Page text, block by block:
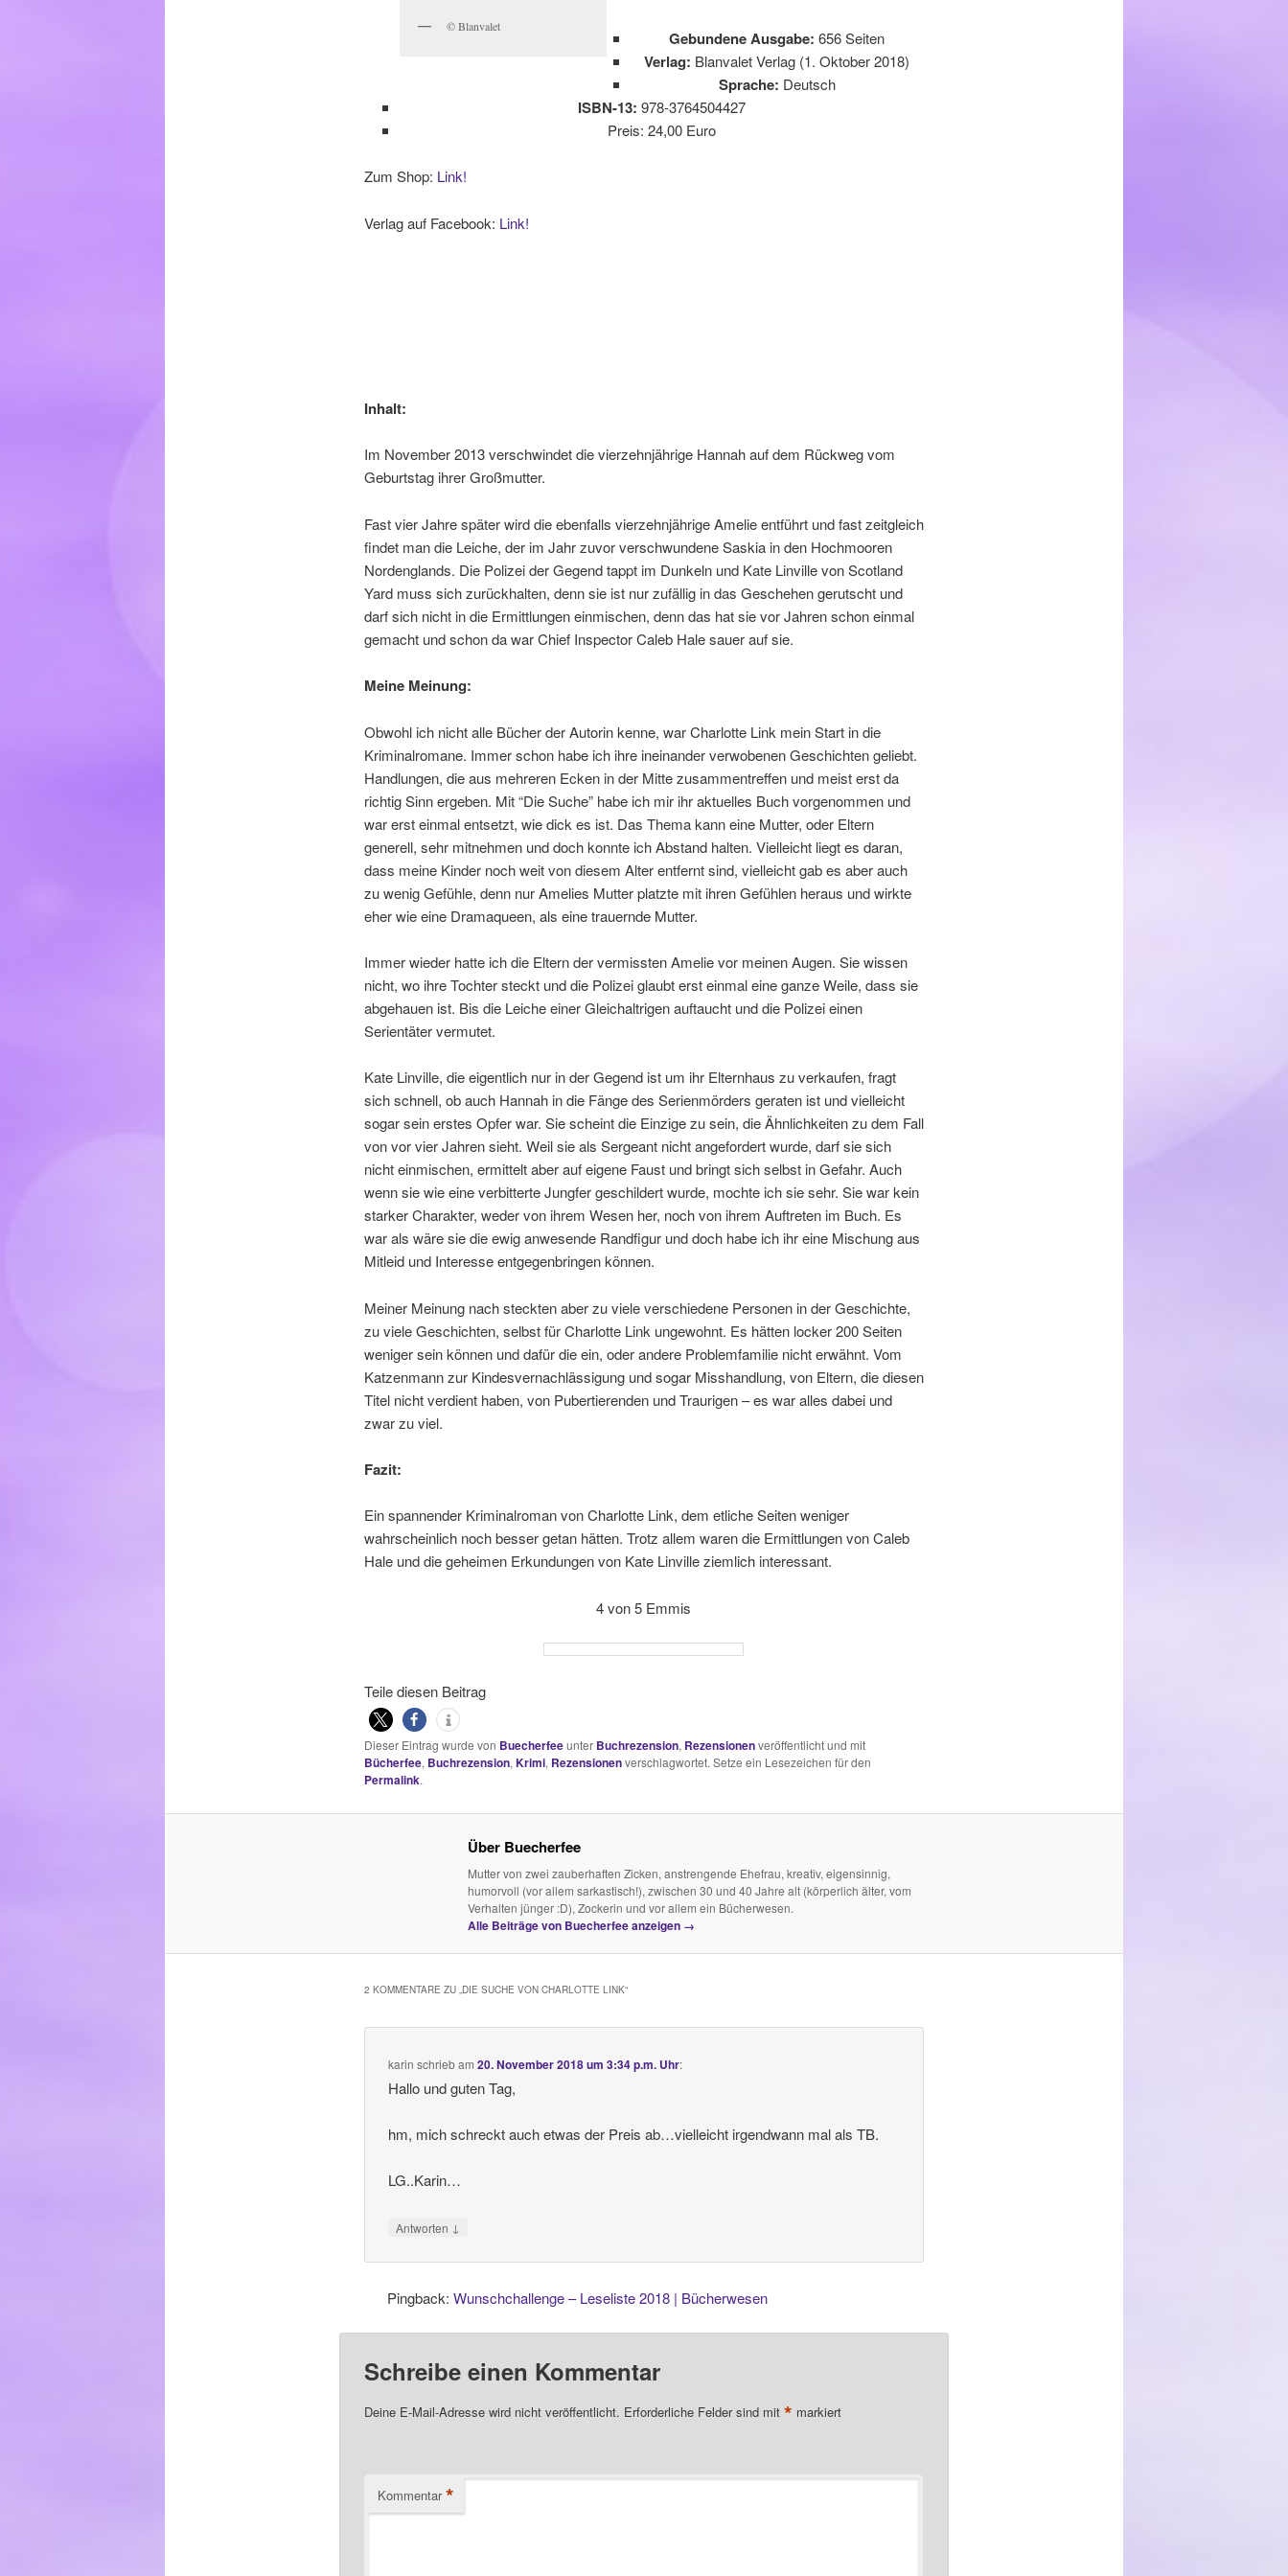
© Blanvalet
Gebundene Ausgabe: 656 Seiten
Verlag: Blanvalet Verlag (1. Oktober 2018)
Sprache: Deutsch
ISBN-13: 978-3764504427
Preis: 24,00 Euro
Zum Shop: Link!
Verlag auf Facebook: Link!
Inhalt:
Im November 2013 verschwindet die vierzehnjährige Hannah auf dem Rückweg vom
Geburtstag ihrer Großmutter.
Fast vier Jahre später wird die ebenfalls vierzehnjährige Amelie entführt und fast zeitgleich
findet man die Leiche, der im Jahr zuvor verschwundene Saskia in den Hochmooren
Nordenglands. Die Polizei der Gegend tappt im Dunkeln und Kate Linville von Scotland
Yard muss sich zurückhalten, denn sie ist nur zufällig in das Geschehen gerutscht und
darf sich nicht in die Ermittlungen einmischen, denn das hat sie vor Jahren schon einmal
gemacht und schon da war Chief Inspector Caleb Hale sauer auf sie.
Meine Meinung:
Obwohl ich nicht alle Bücher der Autorin kenne, war Charlotte Link mein Start in die
Kriminalromane. Immer schon habe ich ihre ineinander verwobenen Geschichten geliebt.
Handlungen, die aus mehreren Ecken in der Mitte zusammentreffen und meist erst da
richtig Sinn ergeben. Mit “Die Suche” habe ich mir ihr aktuelles Buch vorgenommen und
war erst einmal entsetzt, wie dick es ist. Das Thema kann eine Mutter, oder Eltern
generell, sehr mitnehmen und doch konnte ich Abstand halten. Vielleicht liegt es daran,
dass meine Kinder noch weit von diesem Alter entfernt sind, vielleicht gab es aber auch
zu wenig Gefühle, denn nur Amelies Mutter platzte mit ihren Gefühlen heraus und wirkte
eher wie eine Dramaqueen, als eine trauernde Mutter.
Immer wieder hatte ich die Eltern der vermissten Amelie vor meinen Augen. Sie wissen
nicht, wo ihre Tochter steckt und die Polizei glaubt erst einmal eine ganze Weile, dass sie
abgehauen ist. Bis die Leiche einer Gleichaltrigen auftaucht und die Polizei einen
Serientäter vermutet.
Kate Linville, die eigentlich nur in der Gegend ist um ihr Elternhaus zu verkaufen, fragt
sich schnell, ob auch Hannah in die Fänge des Serienmörders geraten ist und vielleicht
sogar sein erstes Opfer war. Sie scheint die Einzige zu sein, die Ähnlichkeiten zu dem Fall
von vor vier Jahren sieht. Weil sie als Sergeant nicht angefordert wurde, darf sie sich
nicht einmischen, ermittelt aber auf eigene Faust und bringt sich selbst in Gefahr. Auch
wenn sie wie eine verbitterte Jungfer geschildert wurde, mochte ich sie sehr. Sie war kein
starker Charakter, weder von ihrem Wesen her, noch von ihrem Auftreten im Buch. Es
war als wäre sie die ewig anwesende Randfigur und doch habe ich ihr eine Mischung aus
Mitleid und Interesse entgegenbringen können.
Meiner Meinung nach steckten aber zu viele verschiedene Personen in der Geschichte,
zu viele Geschichten, selbst für Charlotte Link ungewohnt. Es hätten locker 200 Seiten
weniger sein können und dafür die ein, oder andere Problemfamilie nicht erwähnt. Vom
Katzenmann zur Kindesvernachlässigung und sogar Misshandlung, von Eltern, die diesen
Titel nicht verdient haben, von Pubertierenden und Traurigen – es war alles dabei und
zwar zu viel.
Fazit:
Ein spannender Kriminalroman von Charlotte Link, dem etliche Seiten weniger
wahrscheinlich noch besser getan hätten. Trotz allem waren die Ermittlungen von Caleb
Hale und die geheimen Erkundungen von Kate Linville ziemlich interessant.
4 von 5 Emmis
Teile diesen Beitrag
Dieser Eintrag wurde von Buecherfeeunter Buchrezension, Rezensionenveröffentlicht und mit
Bücherfee, Buchrezension, Krimi, Rezensionenverschlagwortet. Setze ein Lesezeichen für den
Permalink.
Über Buecherfee
Mutter von zwei zauberhaften Zicken, anstrengende Ehefrau, kreativ, eigensinnig,
humorvoll (vor allem sarkastisch!), zwischen 30 und 40 Jahre alt (körperlich älter, vom
Verhalten jünger :D), Zockerin und vor allem ein Bücherwesen.
Alle Beiträge von Buecherfee anzeigen →
2 KOMMENTARE ZU „DIE SUCHE VON CHARLOTTE LINK“
karin schriebam20. November 2018 um 3:34 p.m. Uhr:
Hallo und guten Tag,
hm, mich schreckt auch etwas der Preis ab…vielleicht irgendwann mal als TB.
LG..Karin…
Antworten ↓
Pingback:Wunschchallenge – Leseliste 2018 | Bücherwesen
Schreibe einen Kommentar
Deine E-Mail-Adresse wird nicht veröffentlicht. Erforderliche Felder sind mit * markiert
Kommentar *